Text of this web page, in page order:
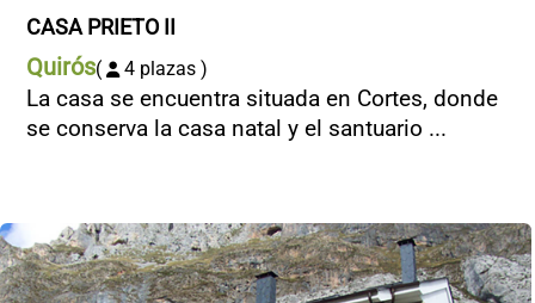
CASA PRIETO II
Quirós( 4 plazas )
La casa se encuentra situada en Cortes, donde
se conserva la casa natal y el santuario ...